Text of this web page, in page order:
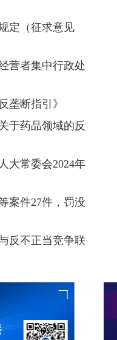
定（征求意见
营者集中行政处
垄断指引》
于药品领域的反
大常委会2024年
案件27件，罚没
反不正当竞争联